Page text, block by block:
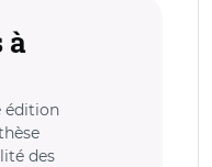
à
édition
des